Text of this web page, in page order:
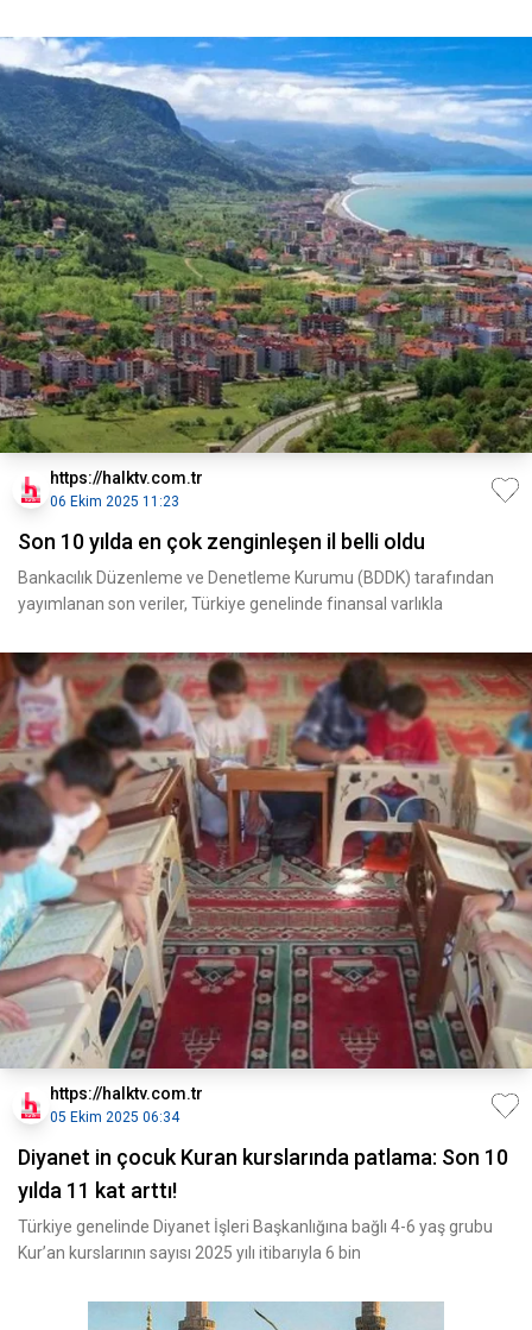
https://halktv.com.tr
06 Ekim 2025 11:23
Son 10 yılda en çok zenginleşen il belli oldu
Bankacılık Düzenleme ve Denetleme Kurumu (BDDK) tarafından
yayımlanan son veriler, Türkiye genelinde finansal varlıkla
https://halktv.com.tr
05 Ekim 2025 06:34
Diyanet in çocuk Kuran kurslarında patlama: Son 10
yılda 11 kat arttı!
Türkiye genelinde Diyanet İşleri Başkanlığına bağlı 4-6 yaş grubu
Kur’an kurslarının sayısı 2025 yılı itibarıyla 6 bin